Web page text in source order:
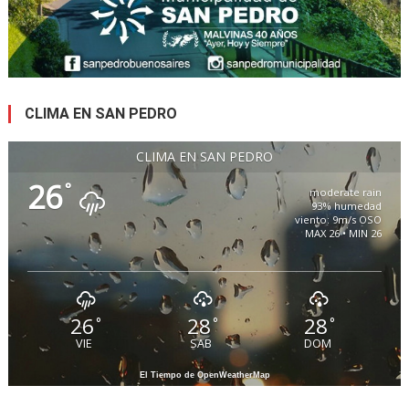
CLIMA EN SAN PEDRO
CLIMA EN SAN PEDRO
26°
moderate rain
93% humedad
viento: 9m/s OSO
MAX 26 • MIN 26
26°
VIE
28 °
SAB
28°
DOM
El Tiempo de OpenWeatherMap